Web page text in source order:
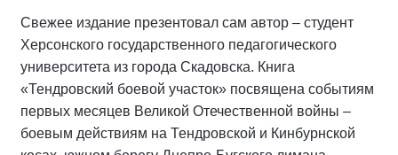
Свежее издание презентовал сам автор – студент
Херсонского государственного педагогического
университета из города Скадовска. Книга
«Тендровский боевой участок» посвящена событиям
первых месяцев Великой Отечественной войны –
боевым действиям на Тендровской и Кинбурнской